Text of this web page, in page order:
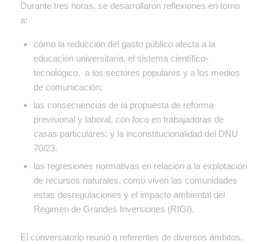
Durante tres horas, se desarrollaron reflexiones en torno
a:
cómo la reducción del gasto público afecta a la
educación universitaria, el sistema científico-
tecnológico, a los sectores populares y a los medios
de comunicación;
las consecuencias de la propuesta de reforma
previsional y laboral, con foco en trabajadoras de
casas particulares; y la inconstitucionalidad del DNU
70/23.
las regresiones normativas en relación a la explotación
de recursos naturales, cómo viven las comunidades
estas desregulaciones y el impacto ambiental del
Régimen de Grandes Inversiones (RIGI).
El conversatorio reunió a referentes de diversos ámbitos,